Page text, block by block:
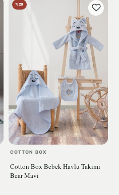
%29
COTTON BOX
Cotton Box Bebek Havlu Takimi
Bear Mavi